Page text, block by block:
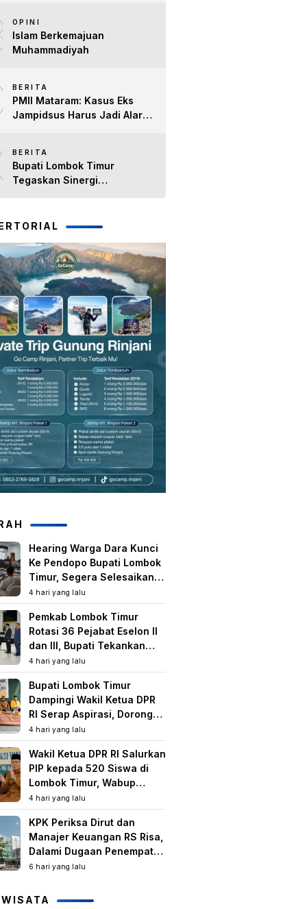
OPINI
Islam Berkemajuan
Muhammadiyah
BERITA
PMII Mataram: Kasus Eks
Jampidsus Harus Jadi Alarm
BERITA
Bupati Lombok Timur
Tegaskan Sinergi
dan Kapolres Lombok Timur
Hearing Warga Dara Kunci
Ke Pendopo Bupati Lombok
Timur, Segera Selesaikan
Konflik Agraria Eks HGU
Tanjung Kenanga
4 hari yang lalu
Pemkab Lombok Timur
Rotasi 36 Pejabat Eselon II
dan III, Bupati Tekankan
Peningkatan Kinerja dan
Pelayanan Publik
4 hari yang lalu
Bupati Lombok Timur
Dampingi Wakil Ketua DPR
RI Serap Aspirasi, Dorong
Program Strategis untuk
Kesejahteraan Masyarakat
4 hari yang lalu
Wakil Ketua DPR RI Salurkan
PIP kepada 520 Siswa di
Lombok Timur, Wabup
Tekankan Pentingnya
Pendidikan dan
Pencegahan Perkawinan
Anak
4 hari yang lalu
KPK Periksa Dirut dan
Manajer Keuangan RS Risa,
Dalami Dugaan Penempatan
Dana Rp2,25 Miliar oleh
6 hari yang lalu